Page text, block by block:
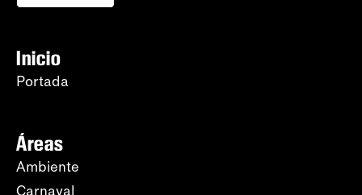
Inicio
Portada
Áreas
Ambiente
Carnaval